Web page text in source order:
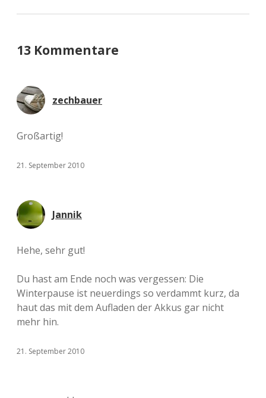
13 Kommentare
zechbauer
Großartig!
21. September 2010
Jannik
Hehe, sehr gut!
Du hast am Ende noch was vergessen: Die
Winterpause ist neuerdings so verdammt kurz, da
haut das mit dem Aufladen der Akkus gar nicht
mehr hin.
21. September 2010